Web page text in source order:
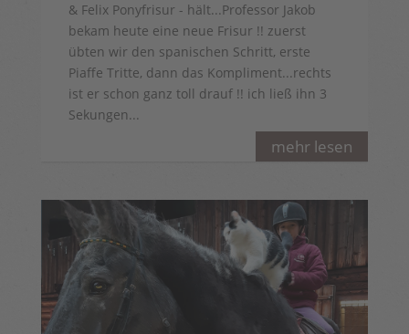
mehr lesen
& Felix Ponyfrisur - hält...Professor Jakob
bekam heute eine neue Frisur !! zuerst
übten wir den spanischen Schritt, erste
Piaffe Tritte, dann das Kompliment...rechts
ist er schon ganz toll drauf !! ich ließ ihn 3
Sekungen...